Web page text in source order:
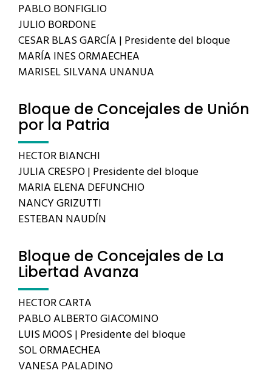
PABLO BONFIGLIO
JULIO BORDONE
CESAR BLAS GARCÍA | Presidente del bloque
MARÍA INES ORMAECHEA
MARISEL SILVANA UNANUA
Bloque de Concejales de Unión
por la Patria
HECTOR BIANCHI
JULIA CRESPO | Presidente del bloque
MARIA ELENA DEFUNCHIO
NANCY GRIZUTTI
ESTEBAN NAUDÍN
Bloque de Concejales de La
Libertad Avanza
HECTOR CARTA
PABLO ALBERTO GIACOMINO
LUIS MOOS | Presidente del bloque
SOL ORMAECHEA
VANESA PALADINO